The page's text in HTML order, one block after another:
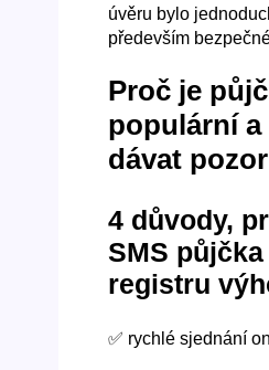
úvěru bylo
především
Proč je
populární a
dávat pozor
4 důvody,
SMS půjčka
registru
✅ rychlé sjednání